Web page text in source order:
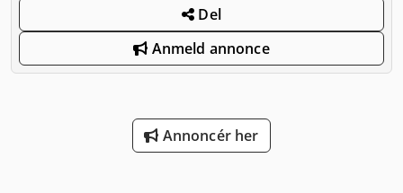
Del
Anmeld annonce
Annoncér her